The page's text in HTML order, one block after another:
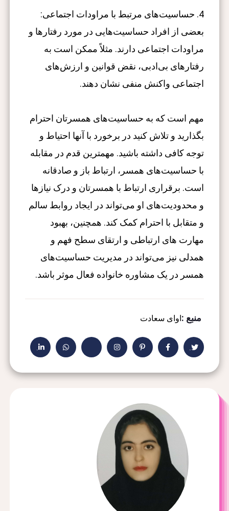
4. حساسیت‌های مرتبط با مراودات اجتماعی:
بعضی از افراد حساسیت‌هایی در مورد رفتارها و
مراودات اجتماعی دارند. مثلاً ممکن است به
رفتارهای بی‌ادبی، نقض قوانین و ارزش‌های
اجتماعی واکنش منفی نشان دهند.
مهم است که به حساسیت‌های همسرتان احترام
بگذارید و تلاش کنید در برخورد با آنها احتیاط و
توجه کافی داشته باشید. مهمترین قدم در مقابله
با حساسیت‌های همسر، ارتباط باز و صادقانه
است. برقراری ارتباط با همسرتان و درک نیازها
و محدودیت‌های او می‌تواند در ایجاد روابط سالم
و متقابل با احترام کمک کند. همچنین، بهبود
مهارت های ارتباطی و ارتقای سطح فهم و
همدلی نیز می‌تواند در مدیریت حساسیت‌های
همسر در یک مشاوره خانواده فعال موثر باشد.
منبع :اوای سعادت